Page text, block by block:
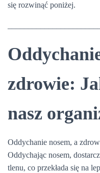
się rozwinąć poniżej.
zdrowie:
nasz
Oddychanie nosem, a
Oddychając nosem,
tlenu, co przekłada się na